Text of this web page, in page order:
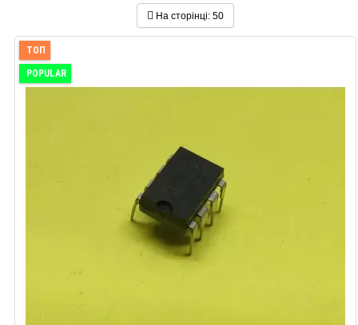
На сторінці: 50
ТОП
POPULAR